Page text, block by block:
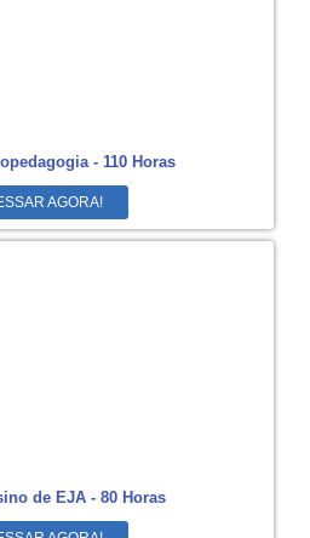
- 110 Horas
AGORA!
de EJA - 80 Horas